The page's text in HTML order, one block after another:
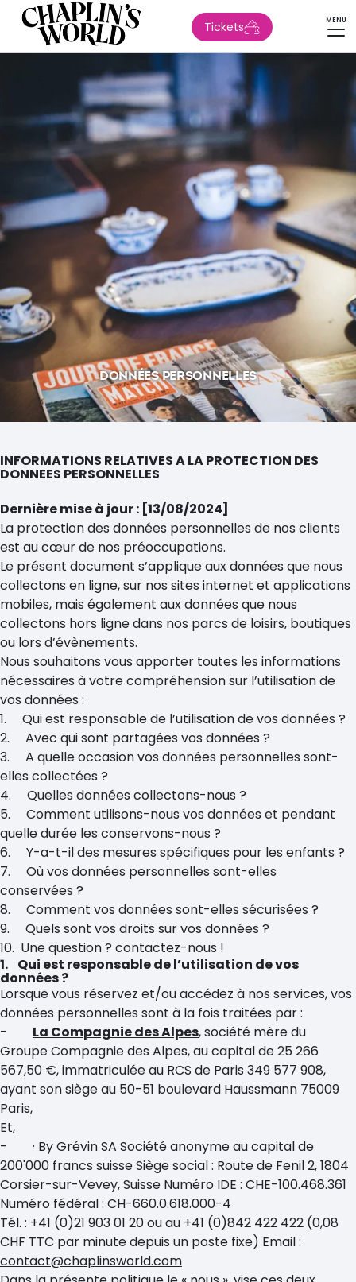
Tickets MENU
DONNÉES PERSONNELLES
INFORMATIONS RELATIVES A LA PROTECTION DES
DONNEES PERSONNELLES
Dernière mise à jour : [13/08/2024]
La protection des données personnelles de nos clients
est au cœur de nos préoccupations.
Le présent document s’applique aux données que nous
collectons en ligne, sur nos sites internet et applications
mobiles, mais également aux données que nous
collectons hors ligne dans nos parcs de loisirs, boutiques
ou lors d’évènements.
Nous souhaitons vous apporter toutes les informations
nécessaires à votre compréhension sur l’utilisation de
vos données :
1. Qui est responsable de l’utilisation de vos données ?
2. Avec qui sont partagées vos données ?
3. A quelle occasion vos données personnelles sont-
elles collectées ?
4. Quelles données collectons-nous ?
5. Comment utilisons-nous vos données et pendant
quelle durée les conservons-nous ?
6. Y-a-t-il des mesures spécifiques pour les enfants ?
7. Où vos données personnelles sont-elles
conservées ?
8. Comment vos données sont-elles sécurisées ?
9. Quels sont vos droits sur vos données ?
10. Une question ? contactez-nous !
1. Qui est responsable de l’utilisation de vos
données ?
Lorsque vous réservez et/ou accédez à nos services, vos
données personnelles sont à la fois traitées par :
- La Compagnie des Alpes,société mère du
Groupe Compagnie des Alpes, au capital de 25 266
567,50 €, immatriculée au RCS de Paris 349 577 908,
ayant son siège au 50-51 boulevard Haussmann 75009
Paris,
Et,
- · By Grévin SA Société anonyme au capital de
200'000 francs suisse Siège social : Route de Fenil 2, 1804
Corsier-sur-Vevey, Suisse Numéro IDE : CHE-100.468.361
Numéro fédéral : CH-660.0.618.000-4
Tél. : +41 (0)21 903 01 20 ou au +41 (0)842 422 422 (0,08
CHF TTC par minute depuis un poste fixe) Email :
contact@chaplinsworld.com